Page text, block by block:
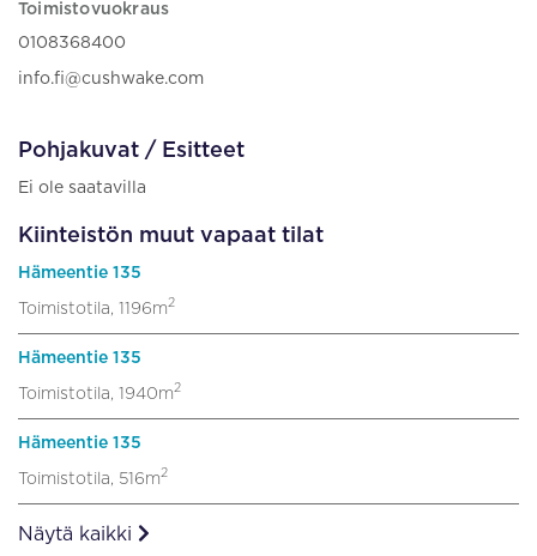
Toimistovuokraus
0108368400
info.fi@cushwake.com
Pohjakuvat / Esitteet
Ei ole saatavilla
Kiinteistön muut vapaat tilat
Hämeentie 135
Toimistotila, 1196m2
Hämeentie 135
Toimistotila, 1940m2
Hämeentie 135
Toimistotila, 516m2
Näytä kaikki